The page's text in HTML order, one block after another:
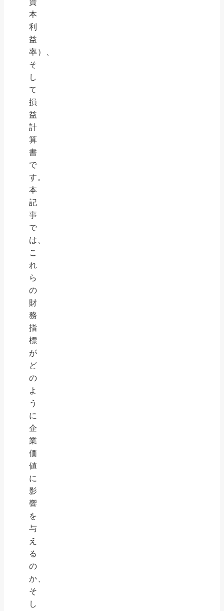
本
利
益
率）、
そ
し
て
損
益
計
算
書
で
す。
本
記
事
で
は、
こ
れ
ら
の
財
務
指
標
が
ど
の
よ
う
に
企
業
価
値
に
影
響
を
与
え
る
の
か、
そ
し